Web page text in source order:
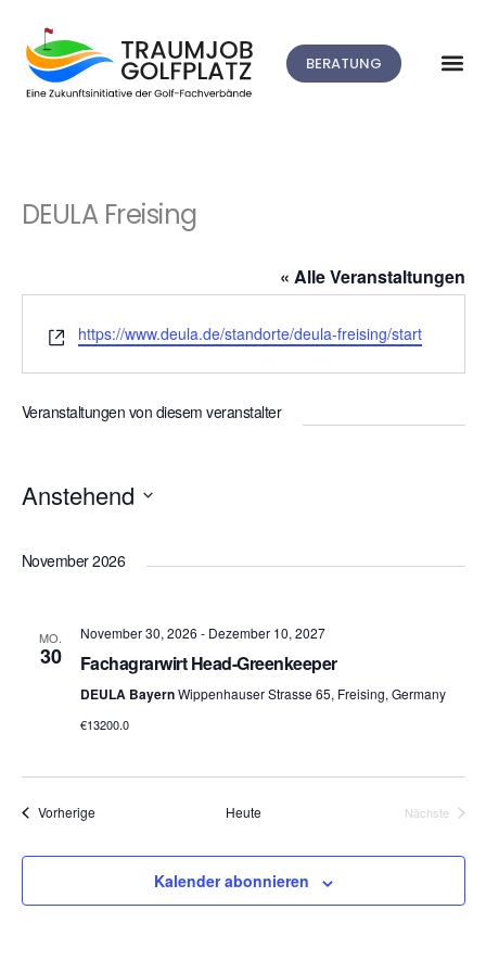
BERATUNG
DEULA Freising
« Alle Veranstaltungen
Webseite
https://www.deula.de/standorte/deula-freising/start
Veranstaltungen von diesem veranstalter
Anstehend
wählen.
November 2026
MO.
30
November 30, 2026 - Dezember 10, 2027
Fachagrarwirt Head-Greenkeeper
DEULA BayernWippenhauser Strasse 65, Freising, Germany
€13200.0
VorherigeVeranstaltungen Heute
Nächste
Kalender abonnieren